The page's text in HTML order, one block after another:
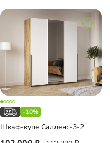
-10%
Шкаф-купе Салленс-3-2